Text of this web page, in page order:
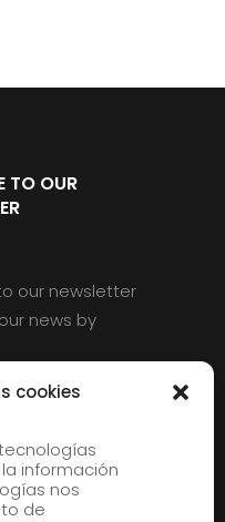
cookies
información
nos
de
TO OUR
our newsletter
news by